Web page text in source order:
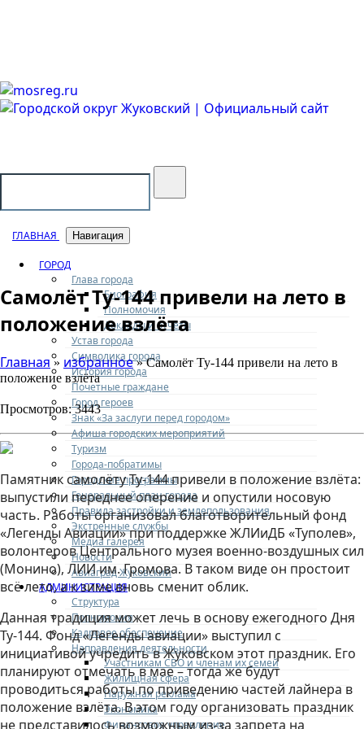
ГЛАВНАЯ Навигация
ГОРОД
Глава города
Биография
Полномочия
Доклады и отчеты
Устав города
Символика города
История города
Почетные граждане
Город героев
Знак «За заслуги перед городом»
Афиша городских мероприятий
Туризм
Города-побратимы
Городские программы
Генеральный план города
Правила застройки и землепользования
Экстренные службы
Медиа галерея
Новости
Авиаград Жуковский
АДМИНИСТРАЦИЯ
Структура
Полномочия
Кадровое обеспечение
Направления деятельности
Участникам СВО и членам их семей
Жилищная сфера
Наружная реклама
Экономика
Финансовое управление
Самолёт Ту-144 привели на лето в
положение взлёта
Главная» избранное» Самолёт Ту-144 привели на лето в
положение взлёта
Просмотров: 3443
Памятник самолёту Ту-144 привели в положение взлёта:
выпустили переднее оперение и опустили носовую
часть. Работы организовал благотворительный фонд
«Легенды Авиации» при поддержке ЖЛИиДБ «Туполев»,
волонтеров Центрального музея военно-воздушных сил
(Монино), ЛИИ им. Громова. В таком виде он простоит
всё лето, а к зиме вновь сменит облик.
Данная традиция может лечь в основу ежегодного Дня
Ту-144. Фонд «Легенды авиации» выступил с
инициативой учредить в Жуковском этот праздник. Его
планируют отмечать в мае – тогда же будут
проводиться работы по приведению частей лайнера в
положение взлёта. В этом году организовать праздник
не представилось возможным из-за запрета на